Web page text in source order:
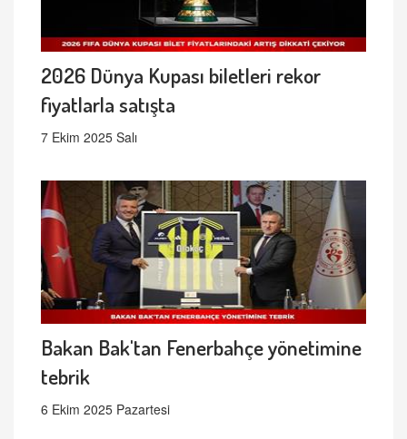
2026 Dünya Kupası biletleri rekor
fiyatlarla satışta
7 Ekim 2025 Salı
Bakan Bak'tan Fenerbahçe yönetimine
tebrik
6 Ekim 2025 Pazartesi